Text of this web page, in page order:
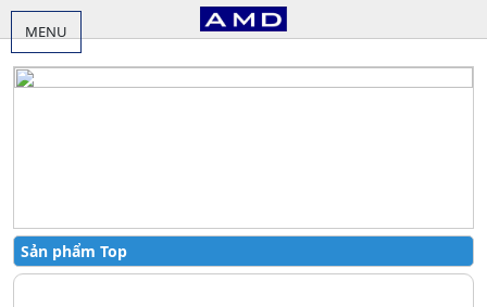
MENU
Sản phẩm Top